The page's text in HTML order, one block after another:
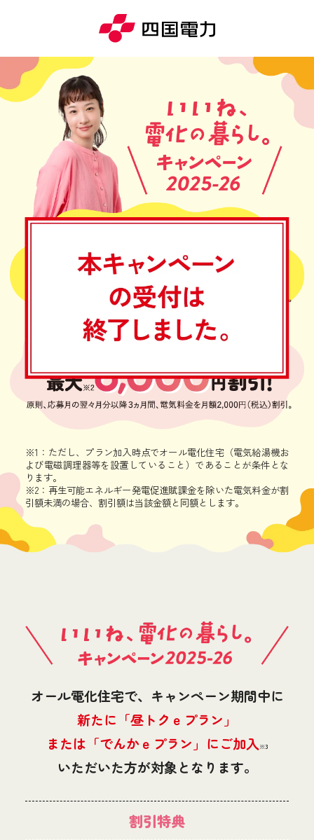
※1：ただし、プラン加入時点でオール電化住宅（電気給湯機お
よび電磁調理器等を設置していること）であることが条件とな
ります。
※2：再生可能エネルギー発電促進賦課金を除いた電気料金が割
引額未満の場合、割引額は当該金額と同額とします。
オール電化住宅で、キャンペーン期間中に
新たに「昼トクｅプラン」
または「でんかｅプラン」にご加入※3
いただいた方が対象となります。
割引特典